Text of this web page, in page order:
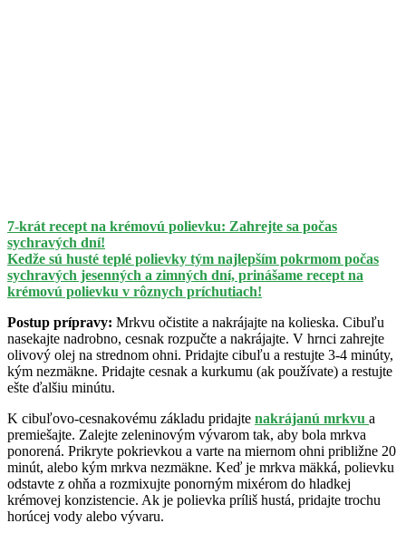
7-krát recept na krémovú polievku: Zahrejte sa počas
sychravých dní!
Kedže sú husté teplé polievky tým najlepším pokrmom počas
sychravých jesenných a zimných dní, prinášame recept na
krémovú polievku v rôznych príchutiach!
Postup prípravy: Mrkvu očistite a nakrájajte na kolieska. Cibuľu
nasekajte nadrobno, cesnak rozpučte a nakrájajte. V hrnci zahrejte
olivový olej na strednom ohni. Pridajte cibuľu a restujte 3-4 minúty,
kým nezmäkne. Pridajte cesnak a kurkumu (ak používate) a restujte
ešte ďalšiu minútu.
K cibuľovo-cesnakovému základu pridajte nakrájanú mrkvu a
premiešajte. Zalejte zeleninovým vývarom tak, aby bola mrkva
ponorená. Prikryte pokrievkou a varte na miernom ohni približne 20
minút, alebo kým mrkva nezmäkne. Keď je mrkva mäkká, polievku
odstavte z ohňa a rozmixujte ponorným mixérom do hladkej
krémovej konzistencie. Ak je polievka príliš hustá, pridajte trochu
horúcej vody alebo vývaru.